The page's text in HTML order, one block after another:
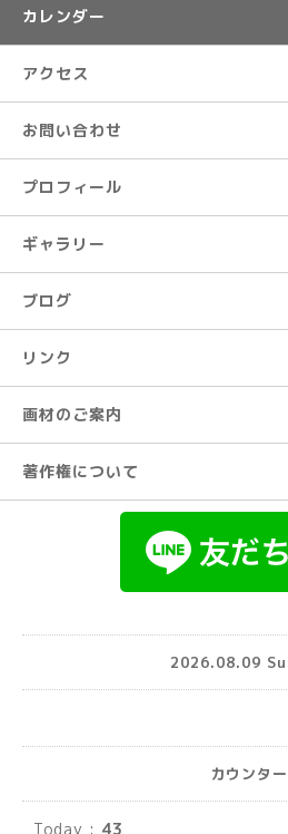
カレンダー
アクセス
お問い合わせ
プロフィール
ギャラリー
ブログ
リンク
画材のご案内
著作権について
2026.08.09
カウンター
Today : 43